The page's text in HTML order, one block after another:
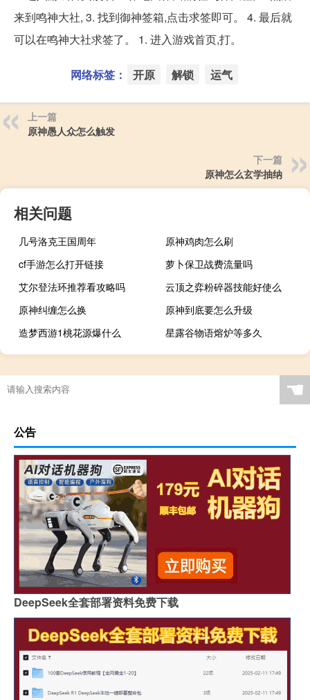
来到鸣神大社, 3. 找到御神签箱,点击求签即可。 4. 最后就
可以在鸣神大社求签了。 1. 进入游戏首页,打。
网络标签： 开原 解锁 运气
上一篇
原神愚人众怎么触发
下一篇
原神怎么玄学抽纳
相关问题
几号洛克王国周年
原神鸡肉怎么刷
cf手游怎么打开链接
萝卜保卫战费流量吗
艾尔登法环推荐看攻略吗
云顶之弈粉碎器技能好使么
原神纠缠怎么换
原神到底要怎么升级
造梦西游1桃花源爆什么
星露谷物语熔炉等多久
☚
公告
DeepSeek全套部署资料免费下载